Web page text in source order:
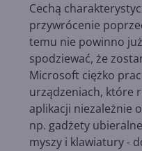
Cechą
przywrócenie
temu nie powinno
spodziewać, że
Microsoft ciężko
urządzeniach, które
aplikacji niezależnie
np. gadżety
myszy i klawiatury -